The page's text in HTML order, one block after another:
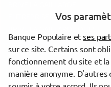
ENTREPRISES CORREZE
Les agences Banque Populaire
Brive-la-Gaillarde
Vos
Banque Populaire etses
sur ce site. Certains sont
fonctionnement du site et
manière anonyme. D'autres